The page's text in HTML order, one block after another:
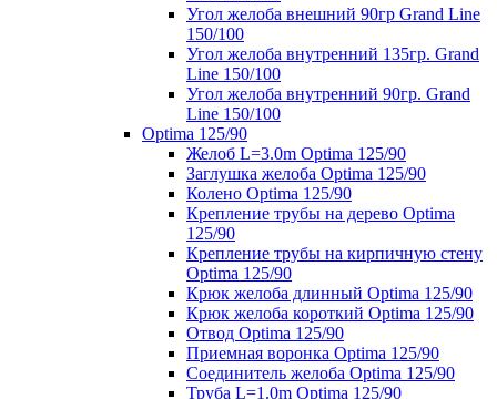
Угол желоба внешний 90гр Grand Line
150/100
Угол желоба внутренний 135гр. Grand
Line 150/100
Угол желоба внутренний 90гр. Grand
Line 150/100
Optima 125/90
Желоб L=3.0m Optima 125/90
Заглушка желоба Optima 125/90
Колено Optima 125/90
Крепление трубы на дерево Optima
125/90
Крепление трубы на кирпичную стену
Optima 125/90
Крюк желоба длинный Optima 125/90
Крюк желоба короткий Optima 125/90
Отвод Optima 125/90
Приемная воронка Optima 125/90
Соединитель желоба Optima 125/90
Труба L=1.0m Optima 125/90